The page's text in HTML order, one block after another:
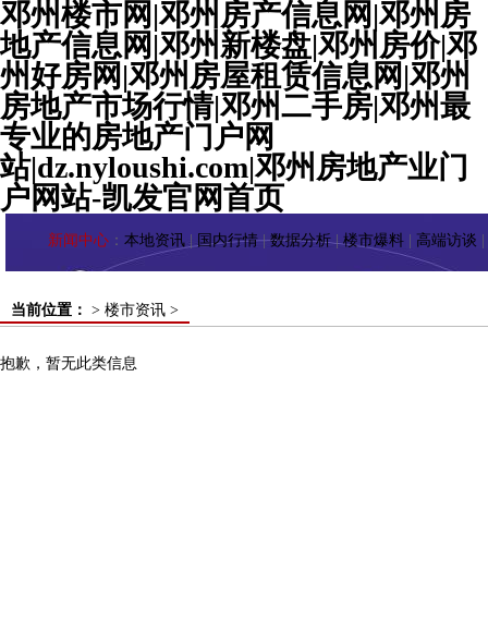
邓州楼市网|邓州房产信息网|邓州房
地产信息网|邓州新楼盘|邓州房价|邓
州好房网|邓州房屋租赁信息网|邓州
房地产市场行情|邓州二手房|邓州最
专业的房地产门户网
站|dz.nyloushi.com|邓州房地产业门
户网站-凯发官网首页
新闻中心： 本地资讯| 国内行情|数据分析|楼市爆料| 高端访谈
当前位置： > 楼市资讯 >
抱歉，暂无此类信息